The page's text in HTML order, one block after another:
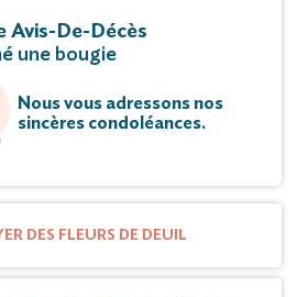
Avis-De-Décès
une bougie
Nous vous adressons nos
sincères condoléances.
DES FLEURS DE DEUIL